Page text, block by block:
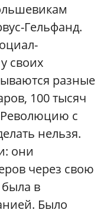
Гельфанд.
своих
разные
100 тысяч
Революцию с
нельзя.
они
через свою
в
Было